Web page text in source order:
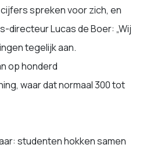
spreken voor zich, en
directeur Lucas de Boer: „Wij
tegelijk aan.
op honderd
waar dat normaal 300 tot
studenten hokken samen